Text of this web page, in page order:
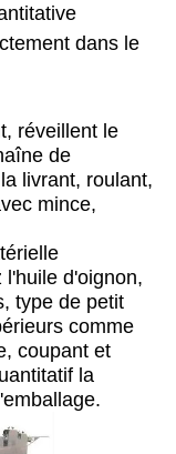
dans le
réveillent le
de
livrant, roulant,
mince,
d'oignon,
type de petit
comme
coupant et
la